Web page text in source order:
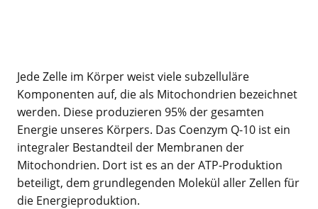
Jede Zelle im Körper weist viele subzelluläre
Komponenten auf, die als Mitochondrien bezeichnet
werden. Diese produzieren 95% der gesamten
Energie unseres Körpers. Das Coenzym Q-10 ist ein
integraler Bestandteil der Membranen der
Mitochondrien. Dort ist es an der ATP-Produktion
beteiligt, dem grundlegenden Molekül aller Zellen für
die Energieproduktion.